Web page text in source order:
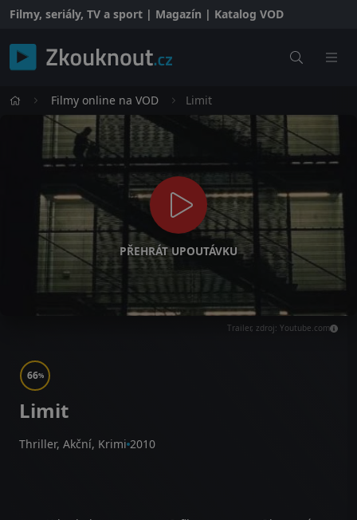
Filmy, seriály, TV a sport | Magazín | Katalog VOD
Filmy online na VOD Limit
PŘEHRÁT UPOUTÁVKU
Trailer, zdroj: Youtube.com
66%
Limit
Thriller, Akční, Krimi 2010